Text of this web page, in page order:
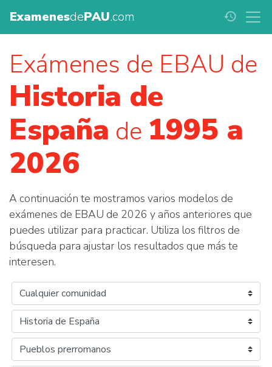
ExamenesdePAU.com history
Exámenes de EBAU de
Historia de
España de 1995 a
2026
A continuación te mostramos varios modelos de
exámenes de EBAU de 2026 y años anteriores que
puedes utilizar para practicar. Utiliza los filtros de
búsqueda para ajustar los resultados que más te
interesen.